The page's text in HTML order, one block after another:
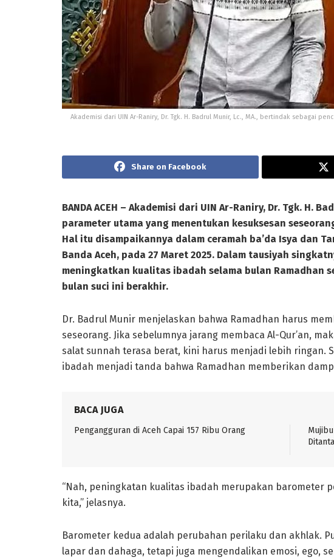
Akademisi dari UIN Ar-Raniry, Dr. Tgk. H. Badrul Munir, Lc., MA., bertindak sebagai
Share on Facebook
BANDA ACEH – Akademisi dari UIN Ar-Raniry, Dr. Tgk. H.
parameter utama yang menentukan kesuksesan
Hal itu disampaikannya dalam ceramah ba’da Isya dan
Banda Aceh, pada 27 Maret 2025. Dalam tausiyah
meningkatkan kualitas ibadah selama bulan Ramadhan
bulan suci ini berakhir.
Dr. Badrul Munir menjelaskan bahwa Ramadhan harus
seseorang. Jika sebelumnya jarang membaca Al-Qur’an,
salat sunnah terasa berat, kini harus menjadi lebih ringan.
ibadah menjadi tanda bahwa Ramadhan memberikan
BACA JUGA
Pengangguran di Aceh Capai 157 Ribu Orang
“Nah, peningkatan kualitas ibadah merupakan barometer
kita,” jelasnya.
Barometer kedua adalah perubahan perilaku dan akhlak.
lapar dan dahaga, tetapi juga mengendalikan emosi, ego,